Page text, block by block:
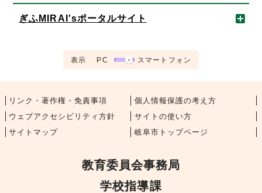
ぎふMIRAI'sポータルサイト
表示 PC スマートフォン
リンク・著作権・免責事項
個人情報保護の考え方
ウェブアクセシビリティ方針
サイトの使い方
サイトマップ
岐阜市トップページ
教育委員会事務局
学校指導課